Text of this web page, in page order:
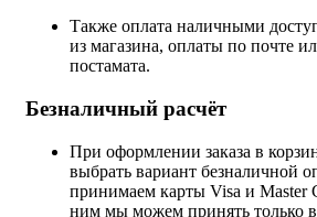
Также оплата наличными
из магазина, оплаты по почте
постамата.
Безналичный расчёт
При оформлении заказа в
выбрать вариант безналичной
принимаем карты Visa и Master
ним мы можем принять только